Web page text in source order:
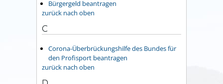
Bürgergeld beantragen
zurück nach oben
C
Corona-Überbrückungshilfe des Bundes für
den Profisport beantragen
zurück nach oben